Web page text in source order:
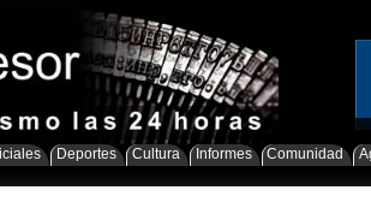
Deportes Cultura Informes Comunidad